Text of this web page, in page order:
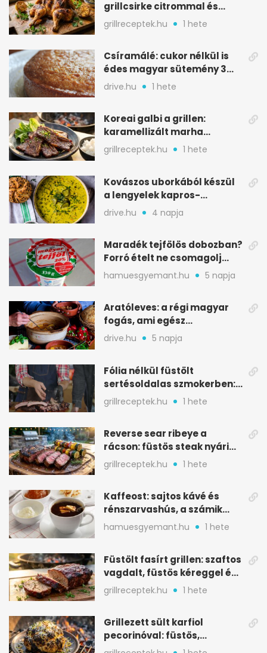
grillcsirke citrommal és
oregánóval
grillreceptek.hu 1 hete
Csíramálé: cukor nélkül is
édes magyar sütemény 3
alapanyagból
drive.hu 1 hete
Koreai galbi a grillen:
karamellizált marha
rövidborda gyorsan
grillreceptek.hu 1 hete
Kovászos uborkából készül
a lengyelek kapros-
savanykás levese
drive.hu 4 napja
Maradék tejfölös dobozban?
Forró ételt ne csomagolj
ilyen tégelybe
hamuesgyemant.hu 5 napja
Aratóleves: a régi magyar
fogás, ami egész
csapatokat jóllakatott
drive.hu 5 napja
Fólia nélkül füstölt
sertésoldalas szmokerben:
ropogós bark, 6 óra
grillreceptek.hu 1 hete
Reverse sear ribeye a
rácson: füstös steak nyári
tökkebabbal
grillreceptek.hu 1 hete
Kaffeost: sajtos kávé és
rénszarvashús, a számik
melegítő itala
hamuesgyemant.hu 1 hete
Füstölt fasírt grillen: szaftos
vagdalt, füstös kéreggel és
BBQ mázzal
grillreceptek.hu 1 hete
Grillezett sült karfiol
pecorinóval: füstös,
karamellizált nyári kedvenc